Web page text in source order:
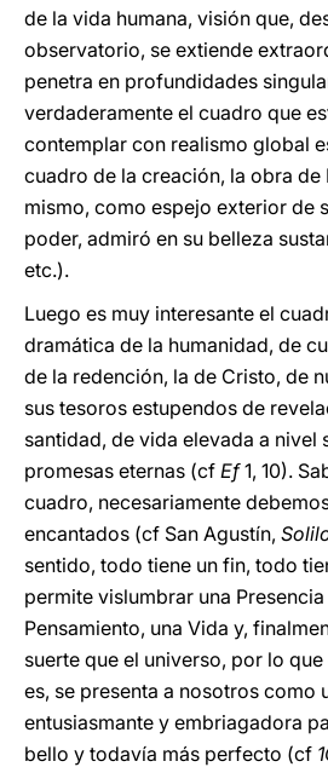
de la vida humana, visión que,
observatorio, se extiende
penetra en profundidades
verdaderamente el cuadro que
contemplar con realismo global
cuadro de la creación, la obra de
mismo, como espejo exterior de
poder, admiró en su belleza
etc.).
Luego es muy interesante el
dramática de la humanidad, de
de la redención, la de Cristo, de
sus tesoros estupendos de
santidad, de vida elevada a nivel
promesas eternas (cf Ef1, 10).
cuadro, necesariamente
encantados (cf San Agustín,
sentido, todo tiene un fin, todo
permite vislumbrar una
Pensamiento, una Vida y,
suerte que el universo, por lo
es, se presenta a nosotros como
entusiasmante y embriagadora
bello y todavía más perfecto (cf